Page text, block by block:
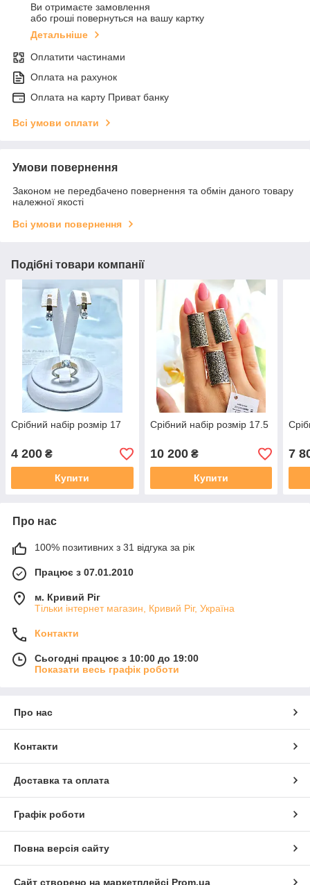
Ви отримаєте замовлення
або гроші повернуться на вашу картку
Детальніше
Оплатити частинами
Оплата на рахунок
Оплата на карту Приват банку
Всі умови оплати
Умови повернення
Законом не передбачено повернення та обмін даного товару
належної якості
Всі умови повернення
Подібні товари компанії
Срібний набір розмір 17
4 200 ₴
Купити
Срібний набір розмір 17.5
10 200₴
Купити
7
Про нас
100% позитивних з 31 відгука за рік
Працює з 07.01.2010
м. Кривий Ріг
Тільки інтернет магазин, Кривий Ріг, Україна
Контакти
Сьогодні працює з 10:00 до 19:00
Показати весь графік роботи
Про нас
Контакти
Доставка та оплата
Графік роботи
Повна версія сайту
Сайт створено на маркетплейсі Prom.ua